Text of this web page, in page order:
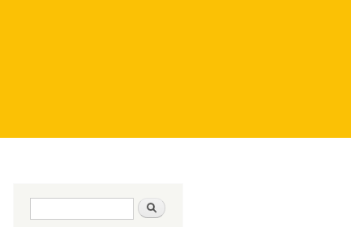
Formulário de pesquisa
Pesquisar